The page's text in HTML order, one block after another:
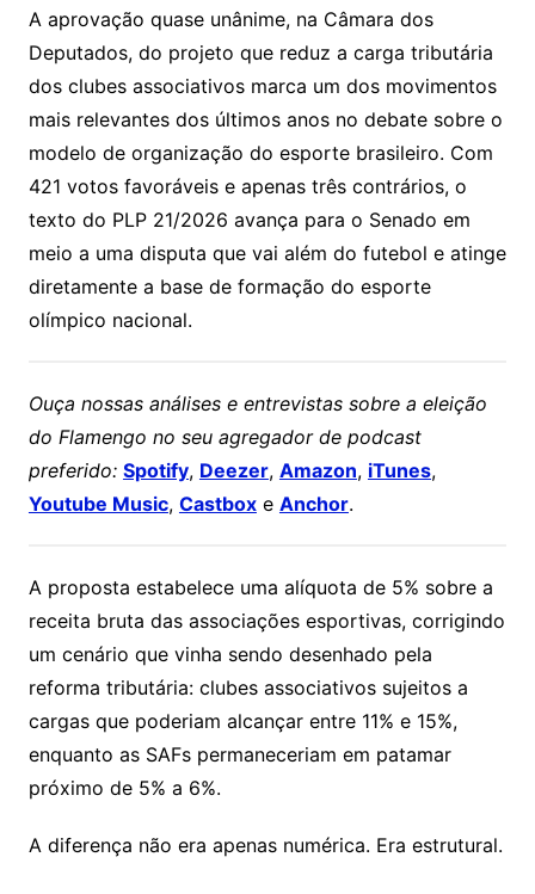
A aprovação quase unânime, na Câmara dos
Deputados, do projeto que reduz a carga tributária
dos clubes associativos marca um dos movimentos
mais relevantes dos últimos anos no debate sobre o
modelo de organização do esporte brasileiro. Com
421 votos favoráveis e apenas três contrários, o
texto do PLP 21/2026 avança para o Senado em
meio a uma disputa que vai além do futebol e atinge
diretamente a base de formação do esporte
olímpico nacional.
Ouça nossas análises e entrevistas sobre a eleição
do Flamengo no seu agregador de podcast
preferido: Spotify, Deezer, Amazon, iTunes,
Youtube Music, Castboxe Anchor.
A proposta estabelece uma alíquota de 5% sobre a
receita bruta das associações esportivas, corrigindo
um cenário que vinha sendo desenhado pela
reforma tributária: clubes associativos sujeitos a
cargas que poderiam alcançar entre 11% e 15%,
enquanto as SAFs permaneceriam em patamar
próximo de 5% a 6%.
A diferença não era apenas numérica. Era estrutural.